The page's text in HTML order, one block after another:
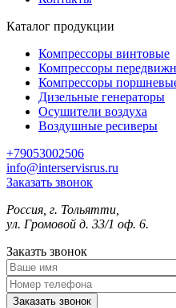
Каталог продукции
Компрессоры винтовые
Компрессоры
Компрессоры
Дизельные генераторы
Осушители воздуха
Воздушные ресиверы
+79053002506
info@interservisrus.ru
Заказать звонок
Россия, г. Тольятти,
ул. Громовой д. 33/1 оф. 6.
Заказть звонок